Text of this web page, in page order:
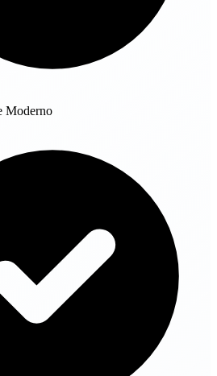
Moderno